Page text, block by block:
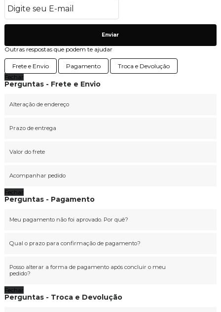
Enviar
Outras respostas que podem te ajudar
Frete e Envio Pagamento
Troca e Devolução
Fechar
Perguntas - Frete e Envio
Alteração de endereço
Prazo de entrega
Valor do frete
Acompanhar pedido
Fechar
Perguntas - Pagamento
Meu pagamento não foi aprovado. Por quê?
Qual o prazo para confirmação de pagamento?
Posso alterar a forma de pagamento após concluir o meu
pedido?
Fechar
Perguntas - Troca e Devolução